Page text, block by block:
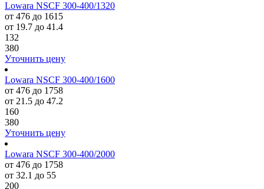
Lowara NSCF 300-400/1320
от 476 до 1615
от 19.7 до 41.4
132
380
Уточнить цену
Lowara NSCF 300-400/1600
от 476 до 1758
от 21.5 до 47.2
160
380
Уточнить цену
Lowara NSCF 300-400/2000
от 476 до 1758
от 32.1 до 55
200